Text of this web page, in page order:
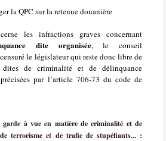
la QPC sur la retenue douanière
les infractions graves concernant
dite organisée, le conseil
censuré le législateur qui reste donc libre de
de criminalité et de délinquance
par l’article 706-73 du code de
à vue en matière de criminalité et de
de terrorisme et de trafic de stupéfiants... :